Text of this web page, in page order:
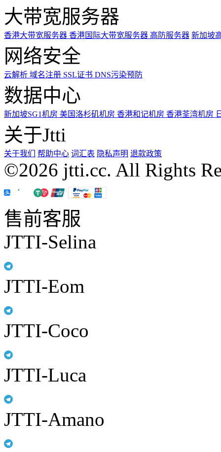
大带宽服务器
香港大带宽服务器 香港国际大带宽服务器 高防服务器 新加坡
网络安全
云解析 域名注册 SSL证书 DNS污染预防
数据中心
新加坡SG1机房 美国洛杉矶机房 香港和记机房 香港荃湾机房
关于Jtti
关于我们 帮助中心 词汇表 隐私声明 退款政策
©2026 jtti.cc. All Rights
售前客服
JTTI-Selina
JTTI-Eom
JTTI-Coco
JTTI-Luca
JTTI-Amano